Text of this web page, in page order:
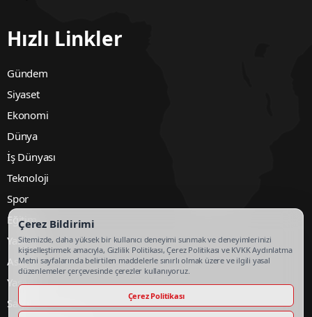
Hızlı Linkler
Gündem
Siyaset
Ekonomi
Dünya
İş Dünyası
Teknoloji
Spor
Eğitim
Yazarlar
Asayiş
Yaşam
Sağlık
Çerez Bildirimi
Sitemizde, daha yüksek bir kullanıcı deneyimi sunmak ve deneyimlerinizi
kişiselleştirmek amacıyla, Gizlilik Politikası, Çerez Politikası ve KVKK Aydınlatma
Metni sayfalarında belirtilen maddelerle sınırlı olmak üzere ve ilgili yasal
düzenlemeler çerçevesinde çerezler kullanıyoruz.
Çerez Politikası